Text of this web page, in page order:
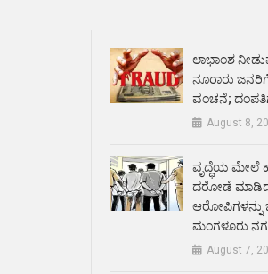
ಲಾಭಾಂಶ
ನೂರಾರು
ವಂಚನೆ;
August 8,
ವೃದ್ಧೆಯ ಮೇಲೆ
ದರೋಡೆ ಮಾಡಿದ
ಆರೋಪಿಗಳನ್ನು
ಮಂಗಳೂರು
August 7,